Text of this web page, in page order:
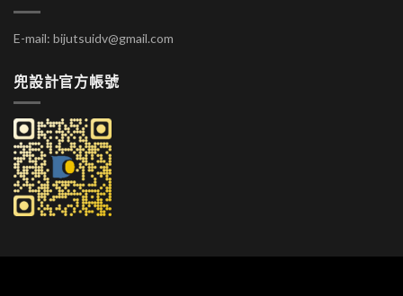
E-mail: bijutsuidv@gmail.com
兜設計官方帳號